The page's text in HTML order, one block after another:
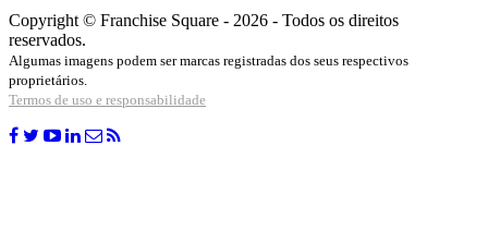
Copyright © Franchise Square - 2026 - Todos os direitos
reservados.
Algumas imagens podem ser marcas registradas dos seus respectivos
proprietários.
Termos de uso e responsabilidade